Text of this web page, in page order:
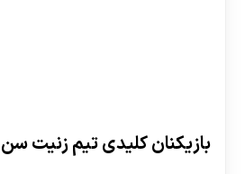
بازیکنان کلیدی تیم زنیت